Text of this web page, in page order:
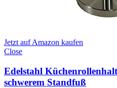
Jetzt auf Amazon kaufen
Close
Edelstahl
schwerem Standfuß